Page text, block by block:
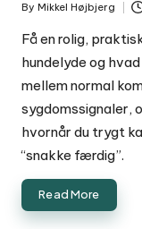
Posted
by
By Mikkel Højbjerg
Få en rolig,
hundelyde og
mellem normal
sygdomssignaler,
hvornår du trygt
“snakke færdig”.
Read More